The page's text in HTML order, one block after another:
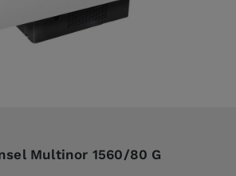
Multinor 1560/80 G